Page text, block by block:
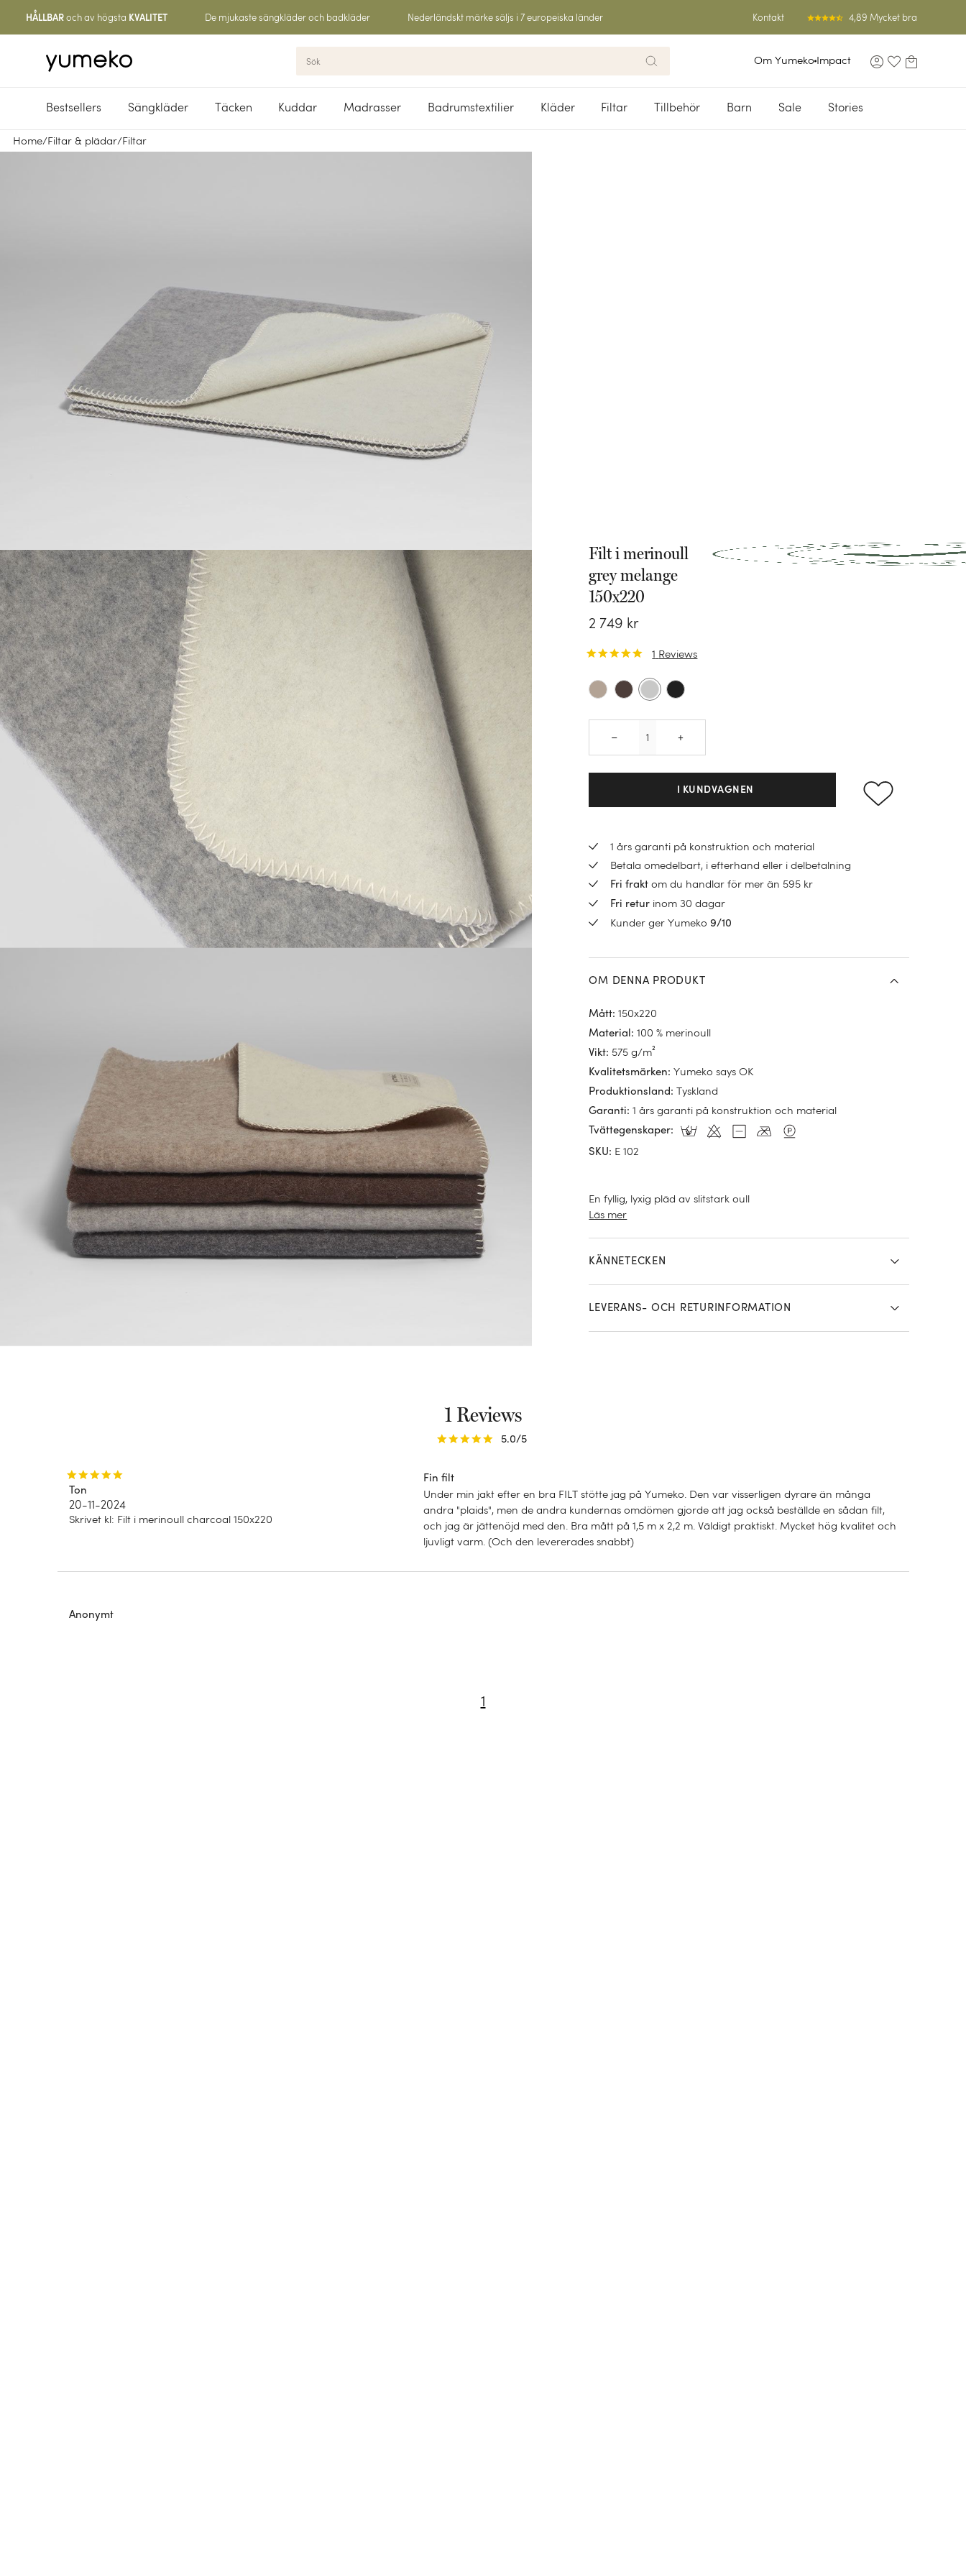
HÅLLBAR och av högsta KVALITET De mjukaste sängkläder och badkläder Nederländskt märke säljs i 7 europeiska länder Kontakt 4,89 Mycket bra
Om Yumeko Impact
Bestsellers Sängkläder Täcken Kuddar Madrasser Badrumstextilier Kläder Filtar Tillbehör Barn Sale Stories
Home/Filtar & plädar/Filtar
Filt i merinoull
grey melange
150x220
2 749 kr
1 Reviews
– +
I KUNDVAGNEN
1 års garanti på konstruktion och material
Betala omedelbart, i efterhand eller i delbetalning
Fri frakt om du handlar för mer än 595 kr
Fri retur inom 30 dagar
Kunder ger Yumeko9/10
OM DENNA PRODUKT
Mått:150x220
Material :100 % merinoull
Vikt: 575 g/m²
Kvalitetsmärken: Yumeko says OK
Produktionsland : Tyskland
Garanti:1 års garanti på konstruktion och material
Tvättegenskaper:
SKU: E 102
En fyllig, lyxig pläd av slitstark oull
Läs mer
KÄNNETECKEN
LEVERANS- OCH RETURINFORMATION
1 Reviews
5.0/5
Ton
20-11-2024
Skrivet kl: Filt i merinoull charcoal 150x220
Fin filt
Under min jakt efter en bra FILT stötte jag på Yumeko. Den var visserligen dyrare än många
andra "plaids", men de andra kundernas omdömen gjorde att jag också beställde en sådan filt,
och jag är jättenöjd med den. Bra mått på 1,5 m x 2,2 m. Väldigt praktiskt. Mycket hög kvalitet och
ljuvligt varm. (Och den levererades snabbt)
Anonymt
1